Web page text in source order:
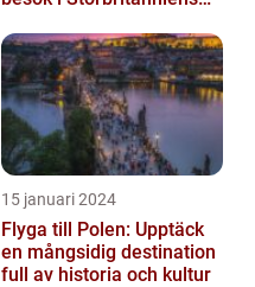
15 januari 2024
Flyga till Polen: Upptäck
en mångsidig destination
full av historia och kultur